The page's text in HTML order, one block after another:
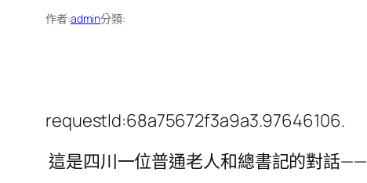
作者:admin分類:
requestId:68a75672f3a9a3.97646106.
這是四川一位普通老人和總書記的對話——